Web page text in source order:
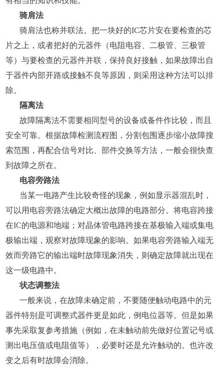
骑肩法
骑肩法也称并联法。把一块好的IC芯片安在要检查的芯
片之上，或者把好的元器件（电阻电容、二极管、三极管
等）与要检查的元器件并联，保持良好接触，如果故障出自
于器件内部开路或接触不良等原因，则采用这种方法可以排
除。
隔离法
故障隔离法不需要相同型号的设备或备件作比较，而且
安全可靠。根据故障检测流程图，分割包围逐步缩小故障搜
索范围，再配合信号对比、部件交换等方法，一般会很快查
到故障之所在。
电容旁路法
当某一电路产生比较奇怪的现象，例如显示器混乱时，
可以用电容旁路法确定大概出故障的电路部分。将电容跨接
在IC的电源和地端；对晶体管电路跨接在基极输入端或集电
极输出端，观察对故障现象的影响。如果电容旁路输入端无
效而旁路它的输出端时故障现象消失，则确定故障就出现在
这一级电路中。
状态调整法
一般来说，在故障未确定前，不要随便触动电路中的元
器件特别是可调整式器件更是如此，例电位器等。但是如果
事先采取复参考措施（例如，在未触动前先做好位置记号或
测出电压值或电阻值等），必要时还是允许触动的。也许改
变之后有时故障会消除。